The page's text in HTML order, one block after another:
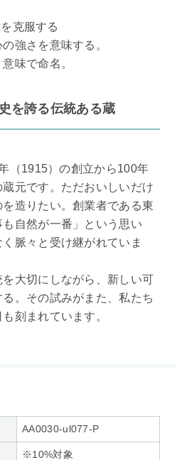
克服する
強さを意味する。
味で命名。
を誇る伝統ある蔵
（1915）の創立から100年
元です。ただおいしいだけ
造りたい。創業者である東
自然が一番」という思い
脈々と受け継がれていま
大切にしながら、新しい可
。その試みがまた、私たち
刻まれています。
AA0030-ul077-P
※10%対象